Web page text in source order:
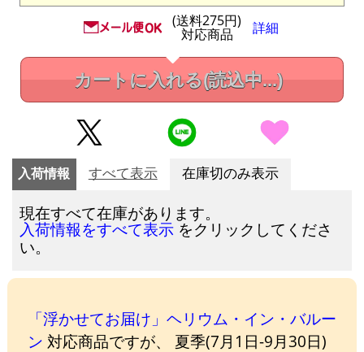
(送料275円)
対応商品 詳細
カートに入れる(読込中...)
入荷情報 すべて表示 在庫切のみ表示
現在すべて在庫があります。
入荷情報をすべて表示 をクリックしてくださ
い。
「浮かせてお届け」ヘリウム・イン・バルー
ン 対応商品ですが、 夏季(7月1日-9月30日)